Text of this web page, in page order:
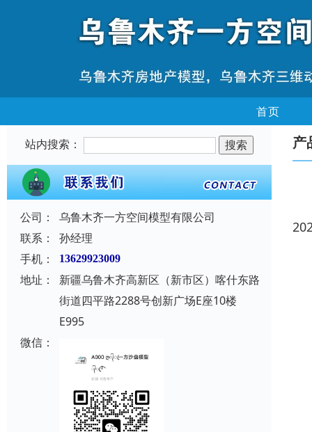
首页
站内搜索：
公司：
乌鲁木齐一方空间模型有限公司
联系：
孙经理
手机：
13629923009
地址：
新疆乌鲁木齐高新区（新市区）喀什东路
街道四平路2288号创新广场E座10楼
E995
微信：
产